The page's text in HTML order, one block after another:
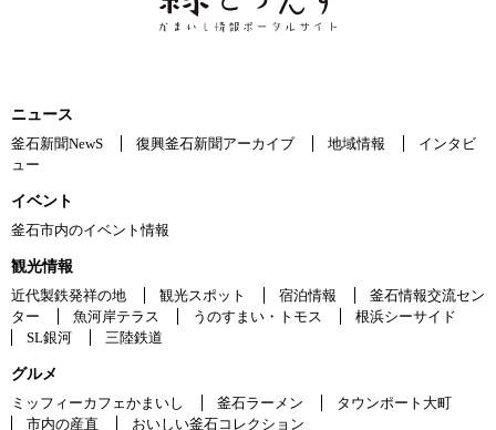
ニュース
釜石新聞NewS
復興釜石新聞アーカイブ 地域情報
インタビ
ュー
イベント
釜石市内のイベント情報
観光情報
近代製鉄発祥の地
観光スポット 宿泊情報
釜石情報交流セン
ター
魚河岸テラス うのすまい・トモス
根浜シーサイド
SL銀河
三陸鉄道
グルメ
ミッフィーカフェかまいし
釜石ラーメン
タウンポート大町
市内の産直
おいしい釜石コレクション